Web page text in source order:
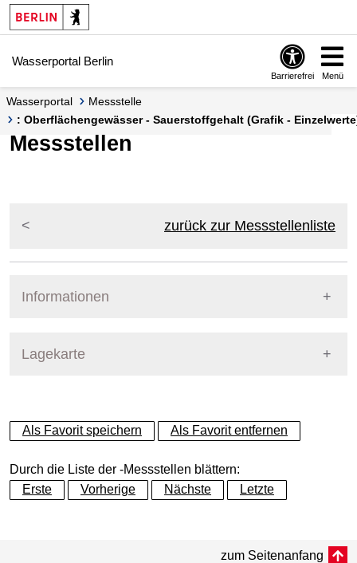
Springe zur Navigation
Springe zum Inhalt
Wasserportal Berlin
Barrierefrei Menü
Wasserportal
Messstelle
: Oberflächengewässer - Sauerstoffgehalt (Grafik -
Messstellen
zurück zur Messstellenliste
Informationen
Lagekarte
+
−
Als Favorit speichern Als Favorit entfernen
Durch die Liste der -Messstellen blättern:
Erste
Vorherige Nächste Letzte
zum Seitenanfang